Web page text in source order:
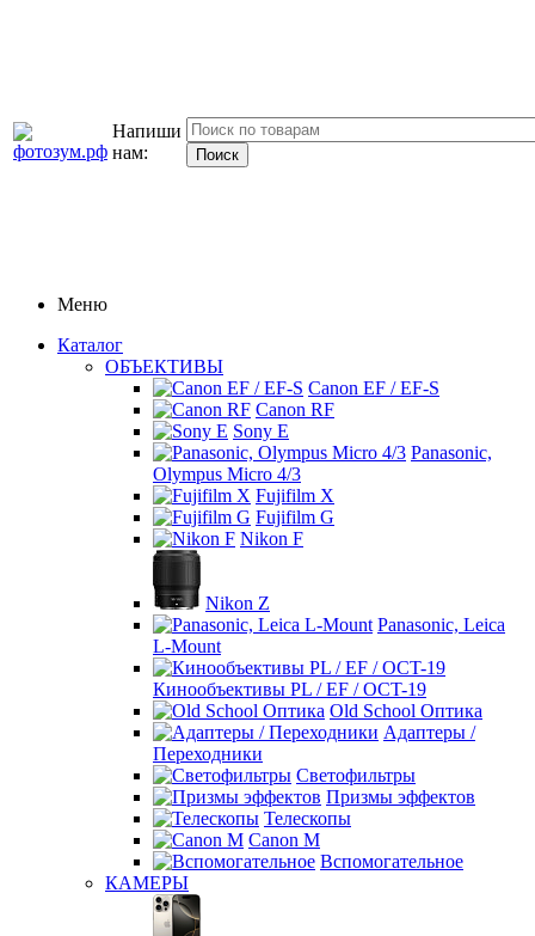
Напиши
нам:
Меню
Каталог
ОБЪЕКТИВЫ
Canon EF / EF-S
Canon RF
Sony E
Panasonic,
Olympus Micro 4/3
Fujifilm X
Fujifilm G
Nikon F
Nikon Z
Panasonic, Leica
L-Mount
Кинообъективы PL / EF / OCT-19
Old School Оптика
Адаптеры /
Переходники
Светофильтры
Призмы эффектов
Телескопы
Canon M
Вспомогательное
КАМЕРЫ